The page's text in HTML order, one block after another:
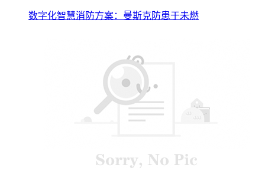
数字化智慧消防方案：曼斯克防患于未燃